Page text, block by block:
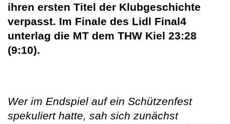
ihren ersten Titel der Klubgeschichte
verpasst. Im Finale des Lidl Final4
unterlag die MT dem THW Kiel 23:28
(9:10).
Wer im Endspiel auf ein Schützenfest
spekuliert hatte, sah sich zunächst